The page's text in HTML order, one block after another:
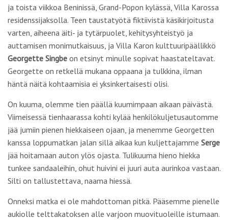
ja toista viikkoa Beninissä, Grand-Popon kylässä, Villa Karossa
residenssijaksolla. Teen taustatyötä fiktiivistä käsikirjoitusta
varten, aiheena äiti- ja tytärpuolet, kehitysyhteistyö ja
auttamisen monimutkaisuus, ja Villa Karon kulttuuripäällikkö
Georgette Singbe on etsinyt minulle sopivat haastateltavat.
Georgette on retkellä mukana oppaana ja tulkkina, ilman
häntä näitä kohtaamisia ei yksinkertaisesti olisi.
On kuuma, olemme tien päällä kuumimpaan aikaan päivästä.
Viimeisessä tienhaarassa kohti kylää henkilökuljetusautomme
jää jumiin pienen hiekkaiseen ojaan, ja menemme Georgetten
kanssa loppumatkan jalan sillä aikaa kun kuljettajamme Serge
jää hoitamaan auton ylös ojasta. Tulikuuma hieno hiekka
tunkee sandaaleihin, ohut huivini ei juuri auta aurinkoa vastaan.
Silti on tallustettava, naama hiessä.
Onneksi matka ei ole mahdottoman pitkä. Pääsemme pienelle
aukiolle telttakatoksen alle varjoon muovituoleille istumaan.